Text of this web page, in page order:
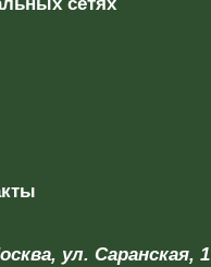
ул. Саранская, 1